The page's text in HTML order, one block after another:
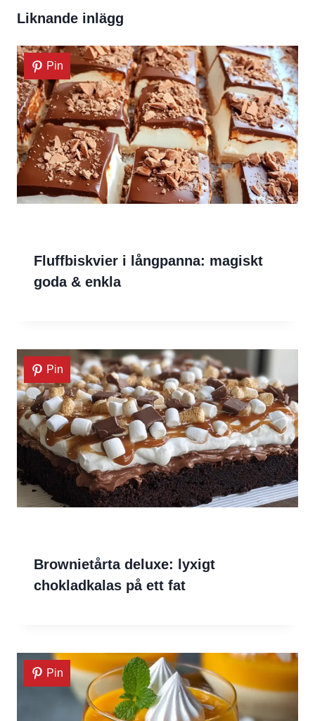
Liknande inlägg
Pin
Fluffbiskvier i långpanna: magiskt
goda & enkla
Pin
Brownietårta deluxe: lyxigt
chokladkalas på ett fat
Pin